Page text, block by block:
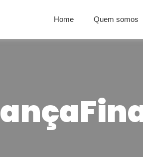
Home Quem somos